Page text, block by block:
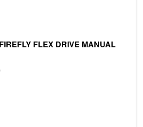
FLEX DRIVE MANUAL